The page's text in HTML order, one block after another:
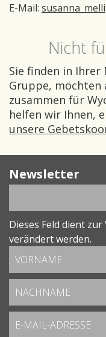
E-Mail:
Nicht
Sie finden in Ihrer
Gruppe, möchten
zusammen für
helfen wir Ihnen,
unsere
Newsletter
Dieses Feld dient
verändert werden.